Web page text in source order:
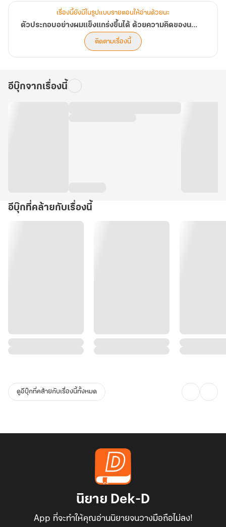
นาง
ร้าย
เพียง
เท่านั้น
เรื่องนี้ยังมีในรูปแบบรายตอนให้อ่านด้วยนะ
ตัวประกอบอย่างผมแข็งแกร่งขึ้นได้ ด้วยความคิดของนางร้ายเพียงเท่านั้น
ติดตามเรื่องนี้
อีบุ๊กจากเรื่องนี้
อีบุ๊กที่คล้ายกับเรื่องนี้
ดูอีบุ๊กที่คล้ายกับเรื่องนี้ทั้งหมด
นิยาย Dek-D
App ที่จะทำให้คุณอ่านนิยายจนวางมือถือไม่ลง!